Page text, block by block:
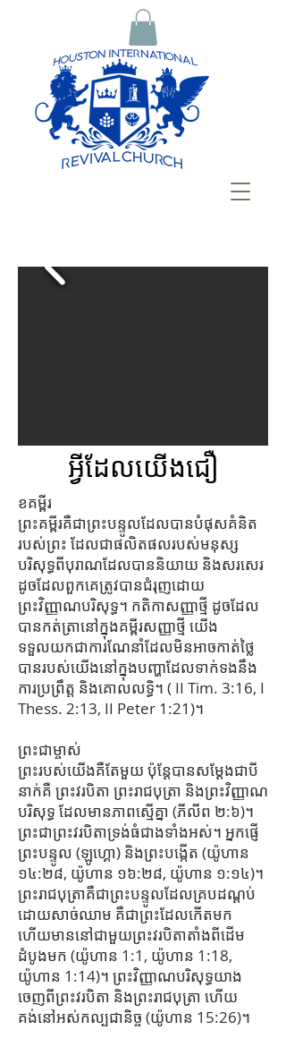
អ្វីដែលយើងជឿ
ខគម្ពីរ
ព្រះគម្ពីរគឺជាព្រះបន្ទូលដែលបានបំផុសគំនិត
របស់ព្រះ ដែលជាផលិតផលរបស់មនុស្ស
បរិសុទ្ធពីបុរាណដែលបាននិយាយ និងសរសេរ
ដូចដែលពួកគេត្រូវបានជំរុញដោយ
ព្រះវិញ្ញាណបរិសុទ្ធ។ កតិកាសញ្ញាថ្មី ដូចដែល
បានកត់ត្រានៅក្នុងគម្ពីរសញ្ញាថ្មី យើង
ទទួលយកជាការណែនាំដែលមិនអាចកាត់ថ្លៃ
បានរបស់យើងនៅក្នុងបញ្ហាដែលទាក់ទងនឹង
ការប្រព្រឹត្ត និងគោលលទ្ធិ។ ( II Tim. 3:16, I
Thess. 2:13, II Peter 1:21)។
ព្រះជាម្ចាស់
ព្រះ​របស់​យើង​គឺ​តែ​មួយ ប៉ុន្តែ​បាន​សម្ដែង​ជា​បី​
នាក់​គឺ ព្រះ​វរបិតា ព្រះរាជបុត្រា និង​ព្រះវិញ្ញាណ​
បរិសុទ្ធ ដែល​មាន​ភាព​ស្មើ​គ្នា (ភីលីព ២:៦)។
ព្រះ​ជា​ព្រះ​វរបិតា​ទ្រង់​ធំ​ជាង​ទាំង​អស់។ អ្នកផ្ញើ
ព្រះបន្ទូល (ឡូហ្គោ) និងព្រះបង្កើត (យ៉ូហាន
១៤:២៨, យ៉ូហាន ១៦:២៨, យ៉ូហាន ១:១៤)។
ព្រះរាជបុត្រាគឺជាព្រះបន្ទូលដែលគ្របដណ្ដប់
ដោយសាច់ឈាម គឺជាព្រះដែលកើតមក
ហើយមាននៅជាមួយព្រះវរបិតាតាំងពីដើម
ដំបូងមក (យ៉ូហាន 1:1, យ៉ូហាន 1:18,
យ៉ូហាន 1:14)។ ព្រះវិញ្ញាណបរិសុទ្ធយាង
ចេញពីព្រះវរបិតា និងព្រះរាជបុត្រា ហើយ
គង់នៅអស់កល្បជានិច្ច (យ៉ូហាន 15:26)។